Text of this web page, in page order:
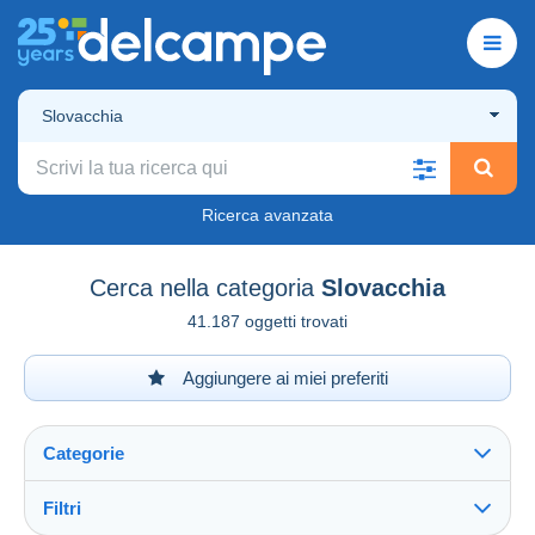
Slovacchia
Ricerca avanzata
Cerca nella categoria Slovacchia
41.187 oggetti trovati
Aggiungere ai miei preferiti
Categorie
Filtri